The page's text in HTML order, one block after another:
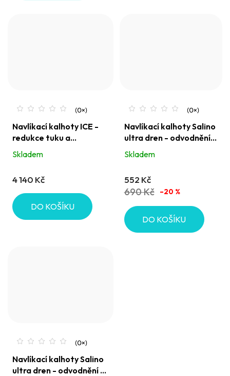
Navlíkací kalhoty ICE -
redukce tuku a
odvodnění 6+2 zdarma
Skladem
4 140 Kč
DO KOŠÍKU
Navlíkací kalhoty Salino
ultra dren - odvodnění a
celulitida
Skladem
552 Kč
690 Kč –20 %
DO KOŠÍKU
Navlíkací kalhoty Salino
ultra dren - odvodnění a